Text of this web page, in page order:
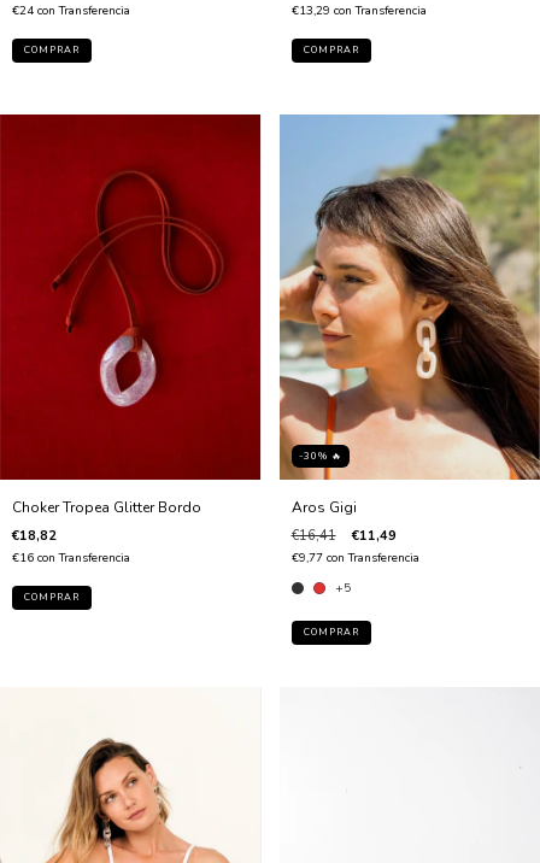
€24 con Transferencia €13,29 con Transferencia
Choker Tropea Glitter Bordo
€18,82
€16 con Transferencia
-30% 🔥
Aros Gigi
€16,41 €11,49
€9,77 con Transferencia
+5
COMPRAR